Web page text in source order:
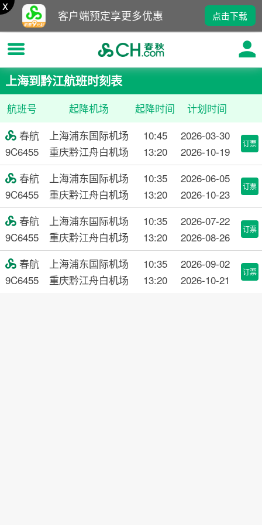
点击下载
客户端预定享更多优惠
x
上海到黔江航班时刻表
航班号 起降机场 起降时间 计划时间
春航
9C6455
上海浦东国际机场
重庆黔江舟白机场
10:45
13:20
2026-03-30
2026-10-19
订票
春航
9C6455
上海浦东国际机场
重庆黔江舟白机场
10:35
13:20
2026-06-05
2026-10-23
订票
春航
9C6455
上海浦东国际机场
重庆黔江舟白机场
10:35
13:20
2026-07-22
2026-08-26
订票
春航
9C6455
上海浦东国际机场
重庆黔江舟白机场
10:35
13:20
2026-09-02
2026-10-21
订票